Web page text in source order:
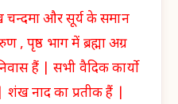
चन्दमा और सूर्य के समान
पृष्ठ भाग में ब्रह्मा अग्र
हैं | सभी वैदिक कार्यो
नाद का प्रतीक हैं |